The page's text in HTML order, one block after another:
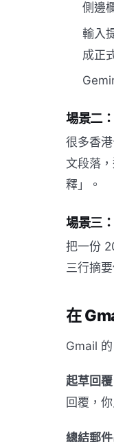
側邊
輸入
成正
場景二
很多香
文段落
釋」。
場景三
把一份
三行摘
在
Gmail
起草回覆
回覆，
總結郵